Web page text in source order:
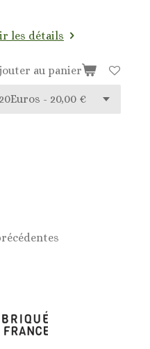
les détails
au panier